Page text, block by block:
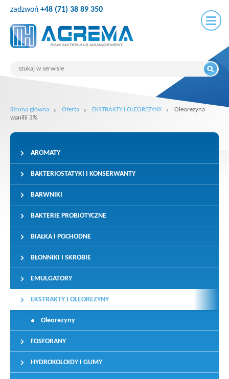
zadzwoń +48 (71) 38 89 350
Strona główna Oferta EKSTRAKTY I OLEOREZYNY
Oleorezyna
wanilii 3%
AROMATY
BAKTERIOSTATYKI I KONSERWANTY
BARWNIKI
BAKTERIE PROBIOTYCZNE
BIAŁKA I POCHODNE
BŁONNIKI I SKROBIE
EMULGATORY
EKSTRAKTY I OLEOREZYNY
Oleorezyny
FOSFORANY
HYDROKOLOIDY I GUMY